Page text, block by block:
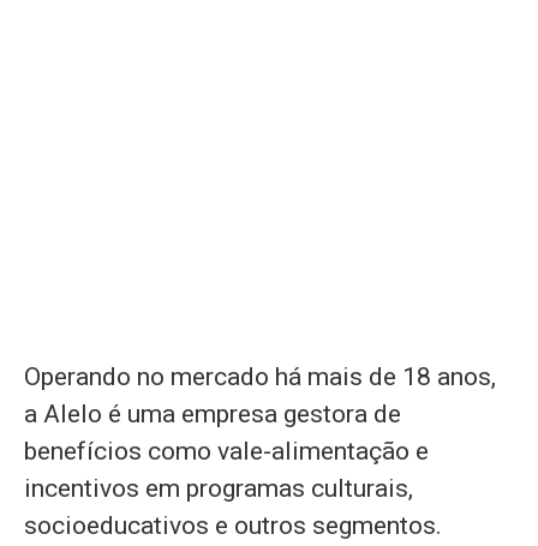
Operando no mercado há mais de 18 anos,
a Alelo é uma empresa gestora de
benefícios como vale-alimentação e
incentivos em programas culturais,
socioeducativos e outros segmentos.